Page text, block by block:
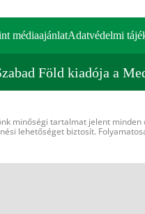
médiaajánlatAdatvédelmi
Föld kiadója a
minőségi tartalmat jelent
lehetőséget biztosít.